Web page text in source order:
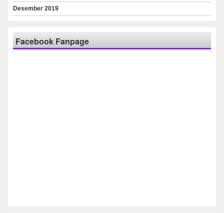
Desember 2019
Facebook Fanpage